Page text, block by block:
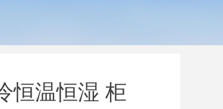
恒温恒湿 柜